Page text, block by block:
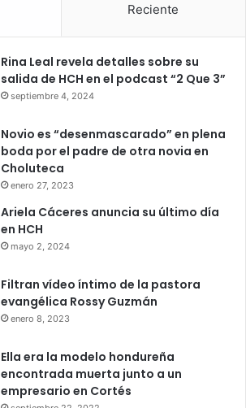
Reciente
Rina Leal revela detalles sobre su
salida de HCH en el podcast “2 Que 3”
septiembre 4, 2024
Novio es “desenmascarado” en plena
boda por el padre de otra novia en
Choluteca
enero 27, 2023
Ariela Cáceres anuncia su último día
en HCH
mayo 2, 2024
Filtran vídeo íntimo de la pastora
evangélica Rossy Guzmán
enero 8, 2023
Ella era la modelo hondureña
encontrada muerta junto a un
empresario en Cortés